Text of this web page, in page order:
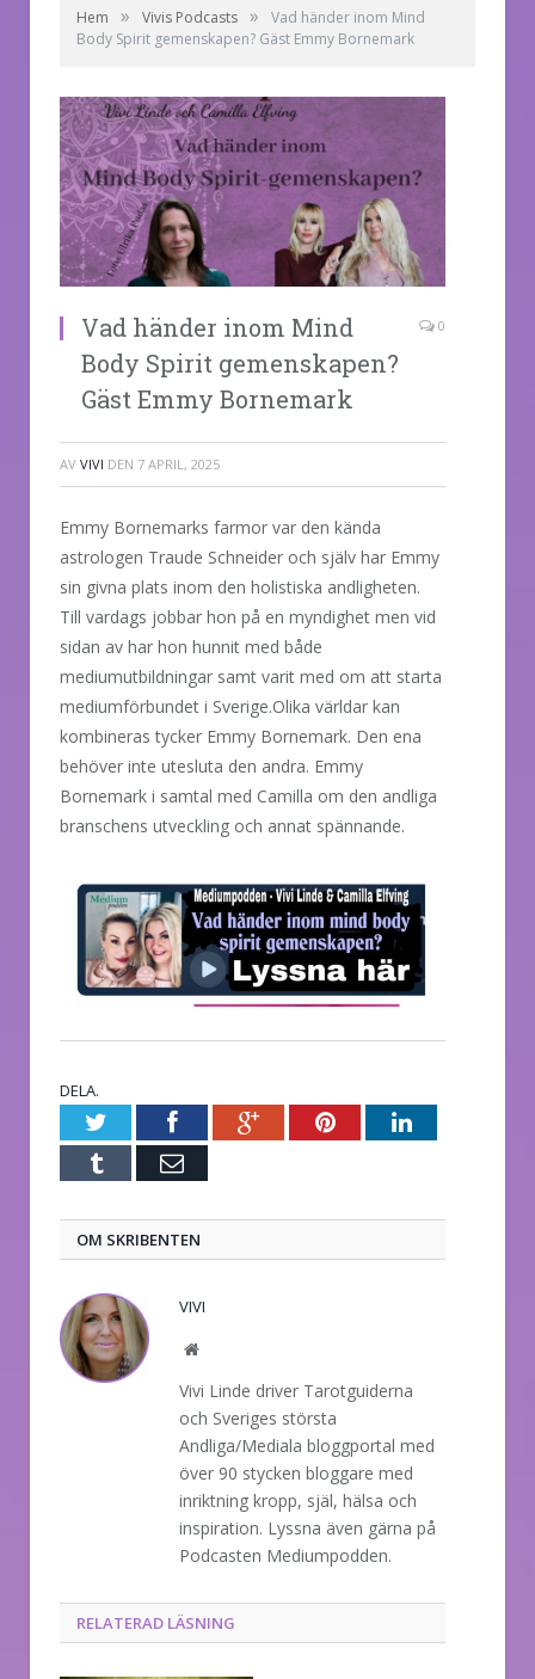
Hem » Vivis Podcasts »
Vad händer inom Mind
Body Spirit gemenskapen? Gäst Emmy Bornemark
Vad händer inom Mind
Body Spirit gemenskapen?
Gäst Emmy Bornemark
0
AV VIVI DEN 7 APRIL, 2025
Emmy Bornemarks farmor var den kända
astrologen Traude Schneider och själv har Emmy
sin givna plats inom den holistiska andligheten.
Till vardags jobbar hon på en myndighet men vid
sidan av har hon hunnit med både
mediumutbildningar samt varit med om att starta
mediumförbundet i Sverige.Olika världar kan
kombineras tycker Emmy Bornemark. Den ena
behöver inte utesluta den andra. Emmy
Bornemark i samtal med Camilla om den andliga
branschens utveckling och annat spännande.
DELA.
TwitterFacebookGoogle+PinterestLinkedIn
Tumblr E-
OM SKRIBENTEN
VIVI
Website
Vivi Linde driver Tarotguiderna
och Sveriges största
Andliga/Mediala bloggportal med
över 90 stycken bloggare med
inriktning kropp, själ, hälsa och
inspiration. Lyssna även gärna på
Podcasten Mediumpodden.
RELATERAD LÄSNING